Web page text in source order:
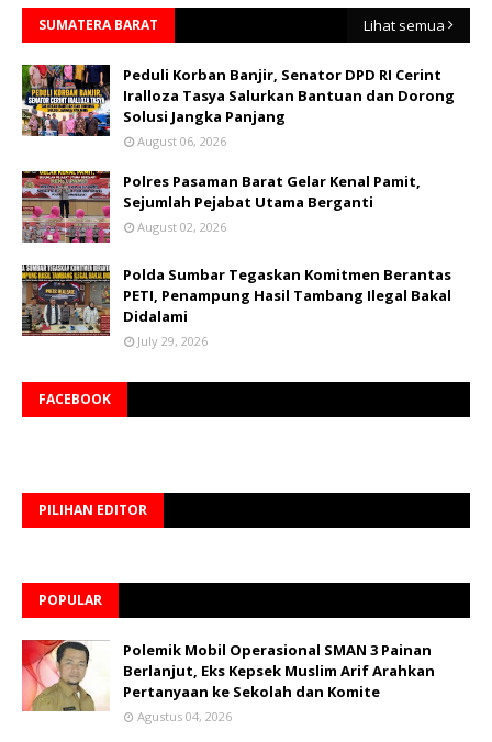
SUMATERA BARAT Lihat semua
Peduli Korban Banjir, Senator DPD RI Cerint
Iralloza Tasya Salurkan Bantuan dan Dorong
Solusi Jangka Panjang
August 06, 2026
Polres Pasaman Barat Gelar Kenal Pamit,
Sejumlah Pejabat Utama Berganti
August 02, 2026
Polda Sumbar Tegaskan Komitmen Berantas
PETI, Penampung Hasil Tambang Ilegal Bakal
Didalami
July 29, 2026
FACEBOOK
PILIHAN EDITOR
POPULAR
Polemik Mobil Operasional SMAN 3 Painan
Berlanjut, Eks Kepsek Muslim Arif Arahkan
Pertanyaan ke Sekolah dan Komite
Agustus 04, 2026